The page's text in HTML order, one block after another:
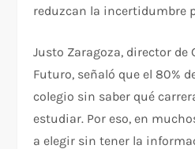
reduzcan la incertidumbre
Justo Zaragoza, director de
Futuro, señaló que el 80%
colegio sin saber qué
estudiar. Por eso, en
a elegir sin tener la